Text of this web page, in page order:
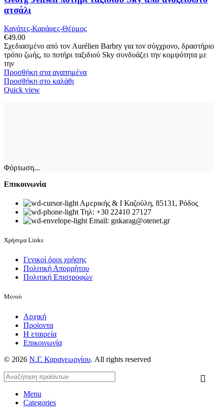
επιλογές
μπορούν
επιλεγούν
στη
σελίδα
του
ατσάλι
Κανάτες-Καράφες-Θέρμος
€49.00
Σχεδιασμένο από τον Aurélien Barbry για τον σύγχρονο, δραστήριο
τρόπο ζωής, το ποτήρι ταξιδιού Sky συνδυάζει την κομψότητα με
την
Προσθήκη στα αγαπημένα
Προσθήκη στο καλάθι
Quick view
Φόρτωση...
Επικοινωνία
Αμερικής & Ι Καζούλη, 85131, Ρόδος
Τηλ: +30 22410 27127
Email: gnkarag@otenet.gr
Χρήσιμα Links
Γενικοί όροι χρήσης
Πολιτική Απορρήτου
Πολιτική Επιστροφών
Μενού
Αρχική
Προϊοντα
Η εταιρεία
Επικοινωνία
© 2026 Ν.Γ. Καραγεωργίου. All rights reserved
Menu
Categories